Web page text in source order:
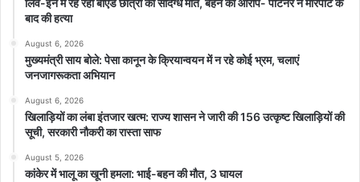
लिव-इन में रह रही बीएड छात्रा की संदिग्ध मौत, बहन का आरोप- पार्टनर ने मारपीट के
बाद की हत्या
August 6, 2026
मुख्यमंत्री साय बोले: पेसा कानून के क्रियान्वयन में न रहे कोई भ्रम, चलाएं
जनजागरूकता अभियान
August 6, 2026
खिलाड़ियों का लंबा इंतजार खत्म: राज्य शासन ने जारी की 156 उत्कृष्ट खिलाड़ियों की
सूची, सरकारी नौकरी का रास्ता साफ
August 5, 2026
कांकेर में भालू का खूनी हमला: भाई-बहन की मौत, 3 घायल